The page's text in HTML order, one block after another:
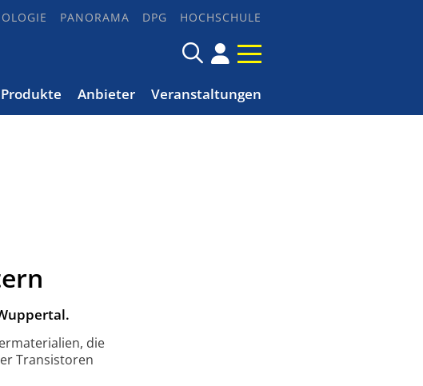
PANORAMA DPG HOCHSCHULE
Produkte Anbieter Veranstaltungen
die
Transistoren